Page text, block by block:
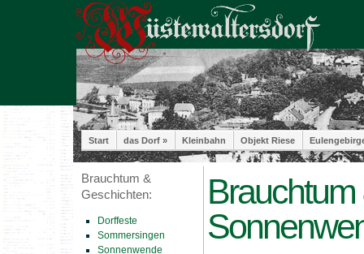
Start das Dorf » Kleinbahn Objekt Riese
Brauchtum &
Geschichten:
Dorffeste
Sommersingen
Sonnenwende